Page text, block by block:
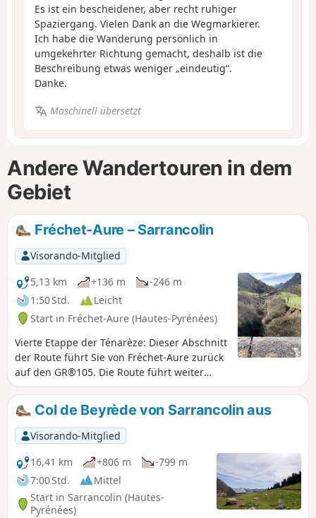
Es ist ein bescheidener, aber recht ruhiger
Spaziergang. Vielen Dank an die Wegmarkierer.
Ich habe die Wanderung persönlich in
umgekehrter Richtung gemacht, deshalb ist die
Beschreibung etwas weniger „eindeutig“.
Danke.
Maschinell übersetzt
Andere Wandertouren in dem
Gebiet
Fréchet-Aure – Sarrancolin
Visorando-Mitglied
5,13 km
+136 m
-246 m
1:50 Std.
Leicht
Start in Fréchet-Aure (Hautes-Pyrénées)
Vierte Etappe der Ténarèze: Dieser Abschnitt
der Route führt Sie von Fréchet-Aure zurück
auf den GR®105. Die Route führt weiter
durch Camous, ein malerisches Dorf mit
einem historischen Bergbau-Erbe.
Anschließend nehmen Sie einen Weg in
Richtung Ilhet, der entlang der alten
Eisenbahnstrecke verläuft, einem
industriellen Relikt, das der Wanderung
einen Hauch von Nostalgie verleiht. Die
Wanderung führt weiter bis nach
Sarrancolin, dem Ziel dieser Etappe.
Col de Beyrède von Sarrancolin aus
Visorando-Mitglied
16,41 km
+806 m
-799 m
7:00 Std.
Mittel
Start in Sarrancolin (Hautes-
Pyrénées)